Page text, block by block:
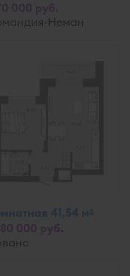
Неман
41,54 м2